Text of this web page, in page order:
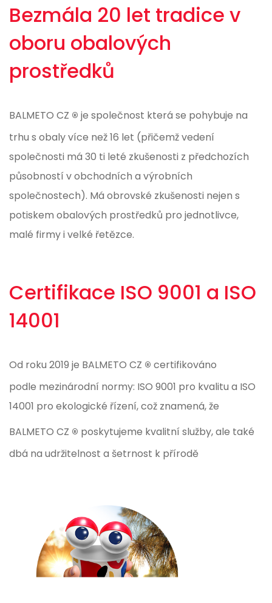
Bezmála 20 let tradice v
oboru obalových
prostředků
BALMETO CZ ® je společnost která se pohybuje na
trhu s obaly více než 16 let (přičemž vedení
společnosti má 30 ti leté zkušenosti z předchozích
působností v obchodních a výrobních
společnostech). Má obrovské zkušenosti nejen s
potiskem obalových prostředků pro jednotlivce,
malé firmy i velké řetězce.
Certifikace ISO 9001 a ISO
14001
Od roku 2019 je BALMETO CZ ® certifikováno
podle mezinárodní normy: ISO 9001 pro kvalitu a ISO
14001 pro ekologické řízení, což znamená, že
BALMETO CZ ® poskytujeme kvalitní služby, ale také
dbá na udržitelnost a šetrnost k přírodě